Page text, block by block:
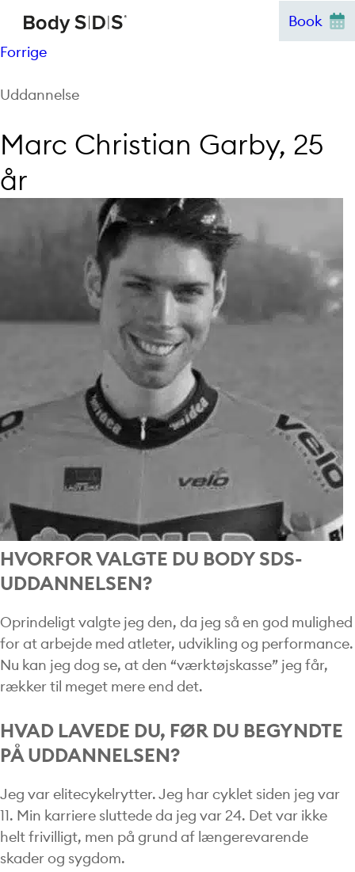
indhold
Book
Forrige
Uddannelse
Marc Christian Garby, 25
år
HVORFOR VALGTE DU BODY SDS-
UDDANNELSEN?
Oprindeligt valgte jeg den, da jeg så en god mulighed
for at arbejde med atleter, udvikling og performance.
Nu kan jeg dog se, at den “værktøjskasse” jeg får,
rækker til meget mere end det.
HVAD LAVEDE DU, FØR DU BEGYNDTE
PÅ UDDANNELSEN?
Jeg var elitecykelrytter. Jeg har cyklet siden jeg var
11. Min karriere sluttede da jeg var 24. Det var ikke
helt frivilligt, men på grund af længerevarende
skader og sygdom.